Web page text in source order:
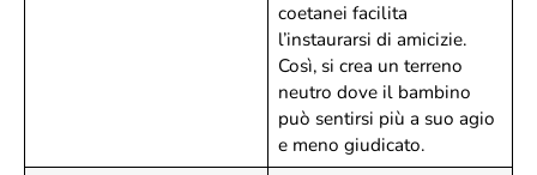
coetanei facilita
l’instaurarsi di amicizie.
Così, si crea un terreno
neutro dove il bambino
può sentirsi più a suo agio
e meno giudicato.